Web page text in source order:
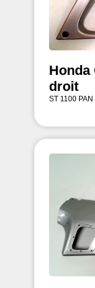
Honda
droit
ST 1100